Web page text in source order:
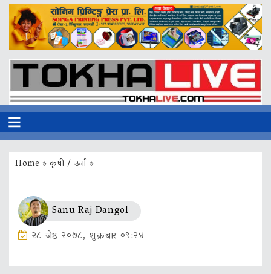
Home »कृषी / उर्जा»
Sanu Raj Dangol
२८ जेष्ठ २०७८, शुक्रबार ०९:२४